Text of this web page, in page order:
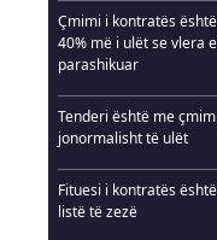
Çmimi i kontratës
40% më i ulët se vlera e
parashikuar
Tenderi është me çmim
jonormalisht të ulët
Fituesi i kontratës
listë të zezë